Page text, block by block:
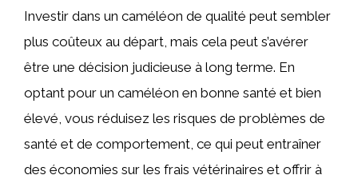
Investir dans un caméléon de qualité peut sembler
plus coûteux au départ, mais cela peut s’avérer
être une décision judicieuse à long terme. En
optant pour un caméléon en bonne santé et bien
élevé, vous réduisez les risques de problèmes de
santé et de comportement, ce qui peut entraîner
des économies sur les frais vétérinaires et offrir à